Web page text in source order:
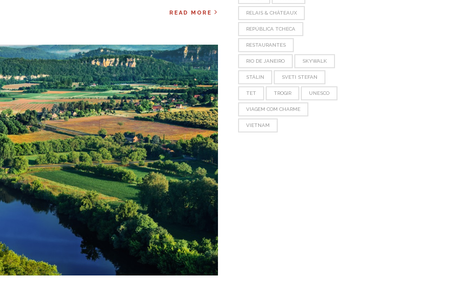
READ MORE RELAIS & CHÂTEAUX
REPÚBLICA TCHECA
RESTAURANTES
RIO DE JANEIRO SKYWALK
STÁLIN SVETI STEFAN
TET TROGIR UNESCO
VIAGEM COM CHARME
VIETNAM